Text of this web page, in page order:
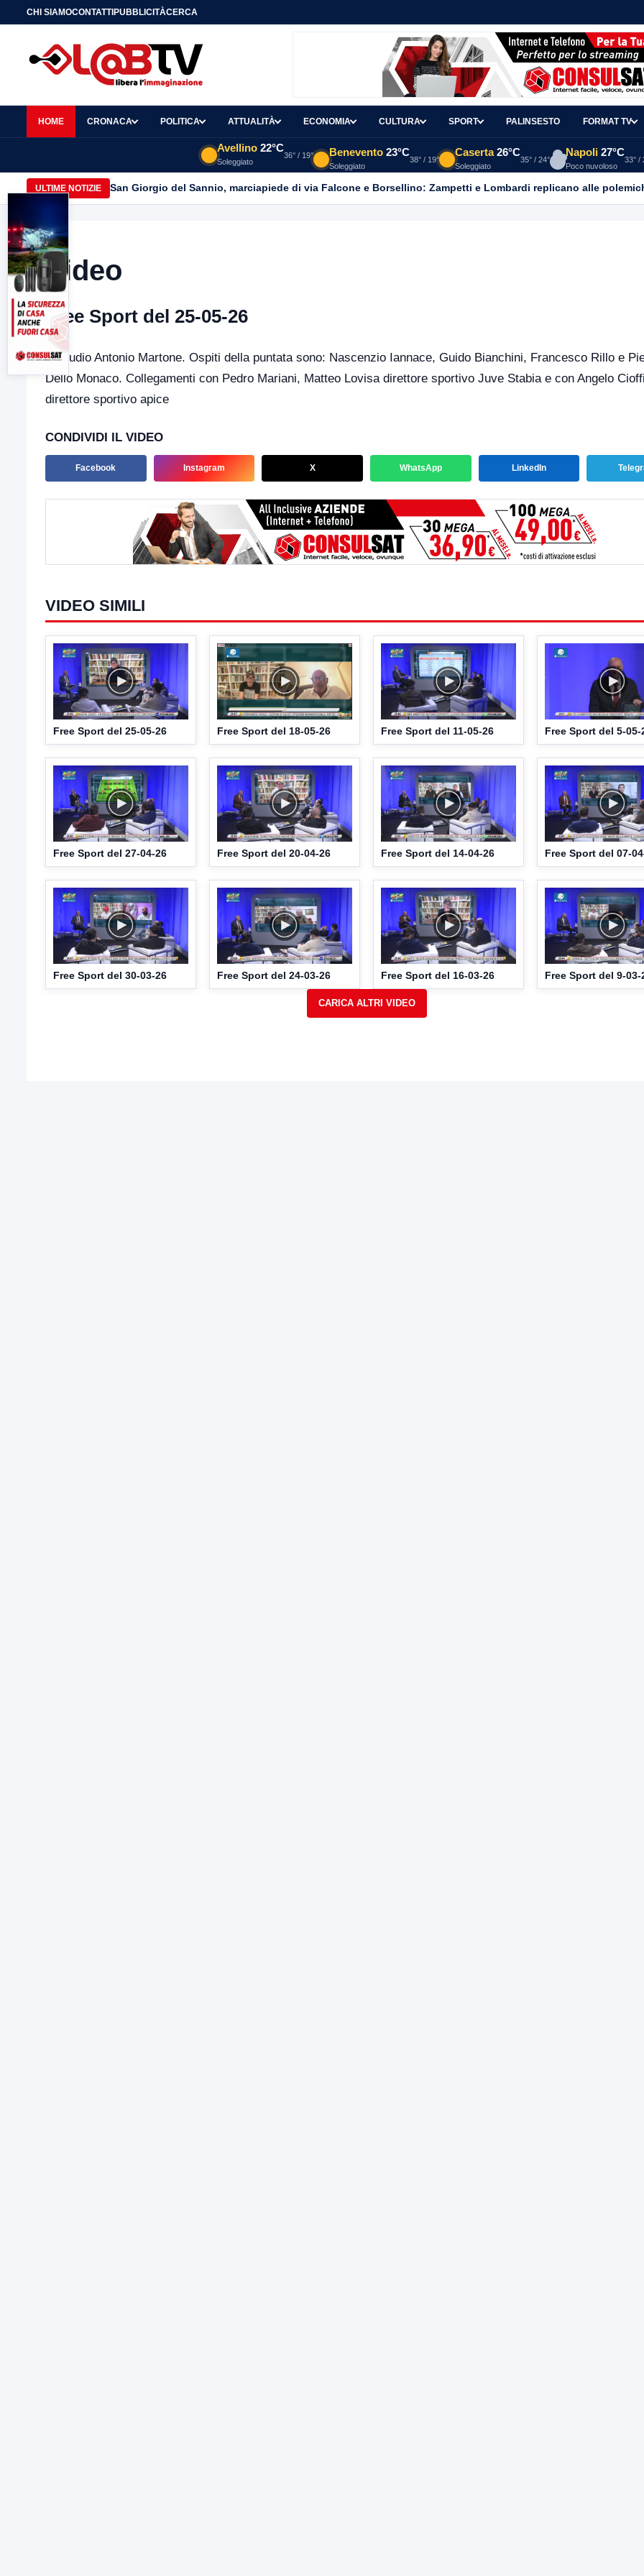
CHI SIAMOCONTATTIPUBBLICITÀCERCA
HOME CRONACA POLITICA ATTUALITÀ ECONOMIA CULTURA SPORT PALINSESTO FORMAT TV
Avellino 22°C
Soleggiato
36° / 19° Benevento 23°C
Soleggiato
38° / 19°
Caserta 26°C
Soleggiato
35° / 24°
Napoli 27°C
Poco nuvoloso
33° /
ULTIME NOTIZIE San Giorgio del Sannio, marciapiede di via Falcone e Borsellino: Zampetti e Lombardi replicano alle
Video
Free Sport del 25-05-26
In studio Antonio Martone. Ospiti della puntata sono: Nascenzio Iannace, Guido Bianchini, Francesco Rillo e
Dello Monaco. Collegamenti con Pedro Mariani, Matteo Lovisa direttore sportivo Juve Stabia e con Angelo
direttore sportivo apice
CONDIVIDI IL VIDEO
Facebook Instagram X WhatsApp LinkedIn
VIDEO SIMILI
Free Sport del 25-05-26 Free Sport del 18-05-26 Free Sport del 11-05-26 Free Sport del 5-05-
Free Sport del 27-04-26 Free Sport del 20-04-26 Free Sport del 14-04-26 Free Sport del 07-
Free Sport del 30-03-26 Free Sport del 24-03-26 Free Sport del 16-03-26 Free Sport del 9-03-